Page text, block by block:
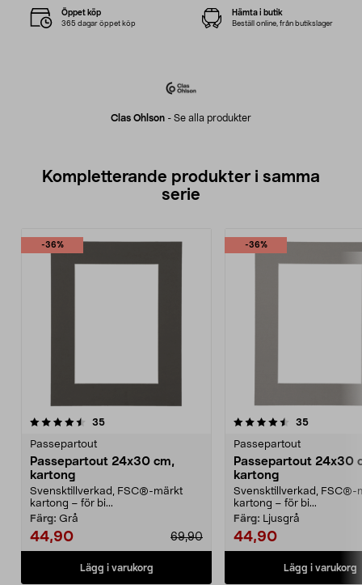
Clas Ohlson - Se alla produkter
Öppet köp
365 dagar öppet köp
Hämta i butik
Beställ online, från butikslager
Kompletterande produkter i samma
serie
-36%
35recensioner
Passepartout
Passepartout 24x30 cm,
kartong
Svensktillverkad, FSC®-märkt
kartong – för bi...
Färg: Grå
69,90
44,90
Lägg i varukorg
-36%
4.5av 5 stjärnor 35recensioner
Passepartout
Passepartout 24x30
kartong
Svensktillverkad, FSC®-
kartong – för bi...
Färg: Ljusgrå
44,90
Lägg i varukorg
4.5av 5 stjärnor